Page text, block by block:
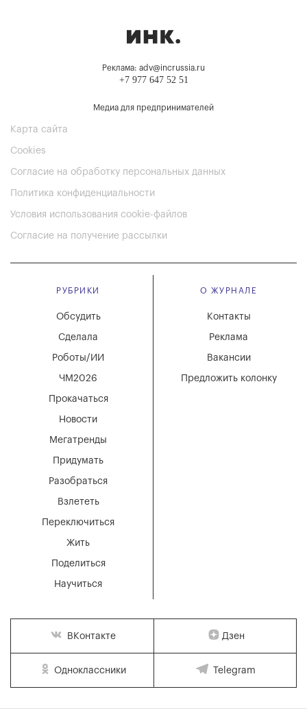
Реклама: adv@incrussia.ru
+7 977 647 52 51
Медиа для предпринимателей
Карта сайта
Cookies
Согласие на обработку персональных данных
Политика конфиденциальности
Условия использования cookie-файлов
Согласие на получение рассылки
РУБРИКИ
Мегатренды
Придумать
Разобраться
Взлететь
Новости
Переключиться
Жить
Поделиться
Научиться
Обсудить
Сделала
Роботы/ИИ
ЧМ2026
Прокачаться
О ЖУРНАЛЕ
Вакансии
Реклама
Контакты
Предложить колонку
ВКонтакте Дзен
Одноклассники Telegram